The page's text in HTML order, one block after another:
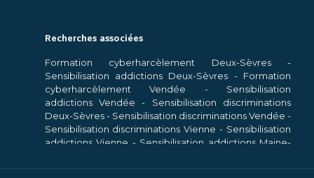
Recherches associées
Formation cyberharcèlement Deux-Sèvres-
Sensibilisation addictions Deux-Sèvres - Formation
cyberharcèlement Vendée - Sensibilisation
addictions Vendée - Sensibilisation discriminations
Deux-Sèvres- Sensibilisation discriminations Vendée -
Sensibilisation discriminations Vienne - Sensibilisation
addictions Vienne - Sensibilisation addictions Maine-
Sensibilisation addictions Indre-et-Loire-